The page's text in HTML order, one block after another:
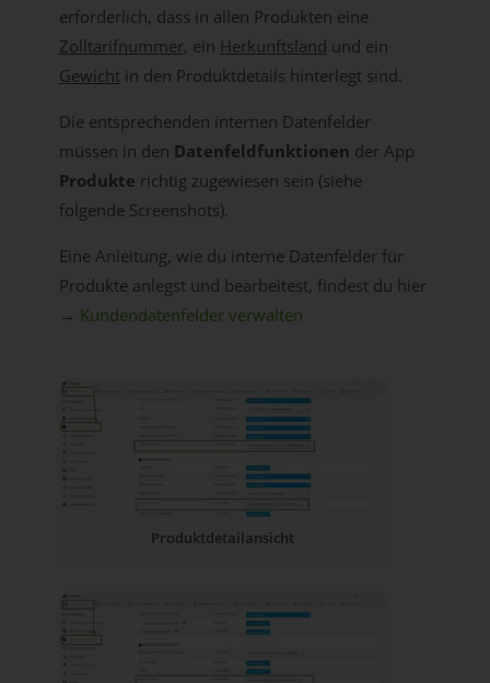
erforderlich, dass in allen Produkten eine
Zolltarifnummer, ein Herkunftsland und ein
Gewichtin den Produktdetails hinterlegt sind.
Die entsprechenden internen Datenfelder
müssen in den Datenfeldfunktionen der App
Produkte richtig zugewiesen sein (siehe
folgende Screenshots).
Eine Anleitung, wie du interne Datenfelder für
Produkte anlegst und bearbeitest, findest du hier
→ Kundendatenfelder verwalten
Produktdetailansicht